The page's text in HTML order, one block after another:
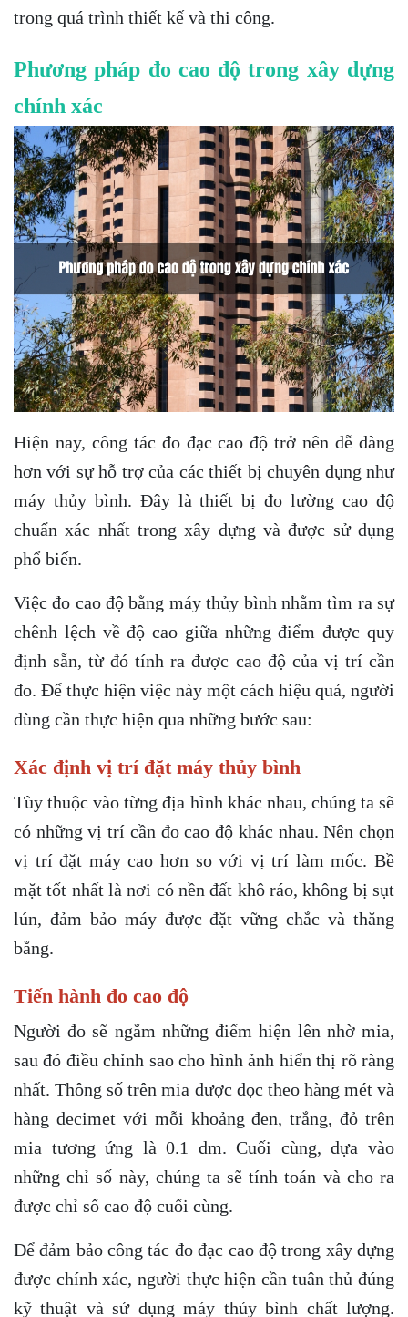
trong quá trình thiết kế và thi công.
Phương pháp đo cao độ trong xây dựng
chính xác
Hiện nay, công tác đo đạc cao độ trở nên dễ dàng
hơn với sự hỗ trợ của các thiết bị chuyên dụng như
máy thủy bình. Đây là thiết bị đo lường cao độ
chuẩn xác nhất trong xây dựng và được sử dụng
phổ biến.
Việc đo cao độ bằng máy thủy bình nhằm tìm ra sự
chênh lệch về độ cao giữa những điểm được quy
định sẵn, từ đó tính ra được cao độ của vị trí cần
đo. Để thực hiện việc này một cách hiệu quả, người
dùng cần thực hiện qua những bước sau:
Xác định vị trí đặt máy thủy bình
Tùy thuộc vào từng địa hình khác nhau, chúng ta sẽ
có những vị trí cần đo cao độ khác nhau. Nên chọn
vị trí đặt máy cao hơn so với vị trí làm mốc. Bề
mặt tốt nhất là nơi có nền đất khô ráo, không bị sụt
lún, đảm bảo máy được đặt vững chắc và thăng
bằng.
Tiến hành đo cao độ
Người đo sẽ ngắm những điểm hiện lên nhờ mia,
sau đó điều chỉnh sao cho hình ảnh hiển thị rõ ràng
nhất. Thông số trên mia được đọc theo hàng mét và
hàng decimet với mỗi khoảng đen, trắng, đỏ trên
mia tương ứng là 0.1 dm. Cuối cùng, dựa vào
những chỉ số này, chúng ta sẽ tính toán và cho ra
được chỉ số cao độ cuối cùng.
Để đảm bảo công tác đo đạc cao độ trong xây dựng
được chính xác, người thực hiện cần tuân thủ đúng
kỹ thuật và sử dụng máy thủy bình chất lượng.